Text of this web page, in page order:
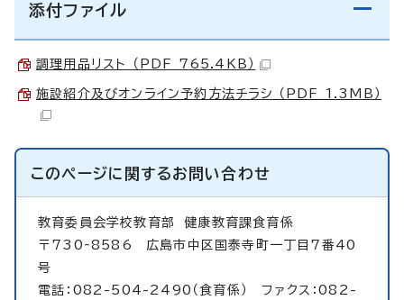
添付ファイル
調理用品リスト （PDF 765.4KB）
施設紹介及びオンライン予約方法チラシ （PDF 1.3MB）
このページに関するお問い合わせ
教育委員会学校教育部健康教育課食育係
〒730‐8586 広島市中区国泰寺町一丁目7番40
号
電話：082-504-2490（食育係） ファクス：082-